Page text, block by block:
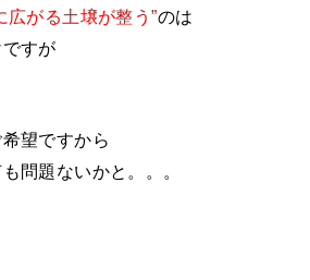
広がる土壌が整う”のは
すが
望ですから
問題ないかと。。。